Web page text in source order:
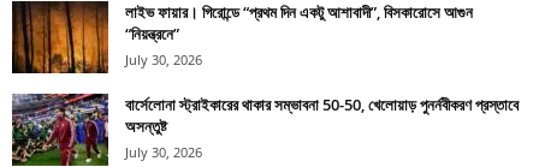
লাইভ ফায়ার। গিরোন্ডে “প্রথম দিন একটু আশাবাদী”, বিসকারোসে আগুন
“নিয়ন্ত্রনে”
July 30, 2026
বার্সেলোনা স্ট্রাইকারের থাকার সম্ভাবনা 50-50, খেলোয়াড় পুনর্নবীকরণ প্রস্তাবে
অসন্তুষ্ট
July 30, 2026